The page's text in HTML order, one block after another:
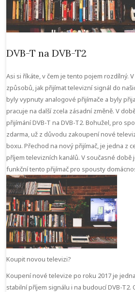
DVB-T na DVB-T2
Asi si říkáte, v čem je tento pojem rozdílný.
způsobů, jak přijímat televizní signál do
byly vypnuty analogové přijímače a byly
pracuje na další zcela zásadní změně. V
přijímání DVB-T na DVB-T2. Bohužel, pro
zdarma, už z důvodu zakoupení nové
boxu. Přechod na nový přijímač, je jedna z
příjem televizních kanálů. V současné
funkční tento přijímač pro spousty
Koupit novou televizi?
Koupení nové televize po roku 2017 je
stabilní příjem signálu i na budoucí DVB-T2.